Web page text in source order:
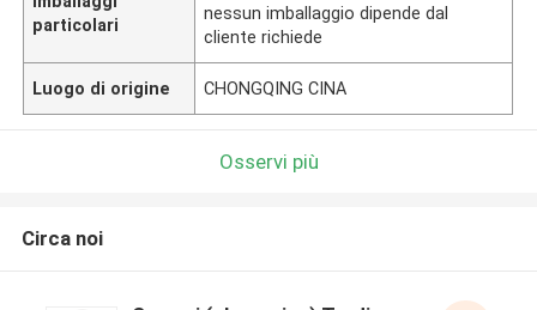
particolari
nessun imballaggio dipende dal
cliente richiede
Luogo di origine CHONGQING CINA
Osservi più
Circa noi